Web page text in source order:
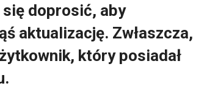
się doprosić, aby
aktualizację. Zwłaszcza,
który posiadał